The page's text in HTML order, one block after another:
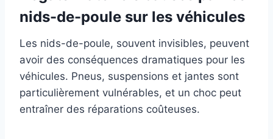
nids-de-poule sur les véhicules
Les nids-de-poule, souvent invisibles, peuvent
avoir des conséquences dramatiques pour les
véhicules. Pneus, suspensions et jantes sont
particulièrement vulnérables, et un choc peut
entraîner des réparations coûteuses.